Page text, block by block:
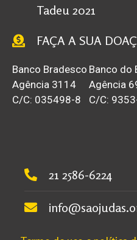
Tadeu 2021
FAÇA A SUA
Banco Bradesco
Agência 3114
C/C: 035498-8
Banco do
Agência
C/C:
21 2586-6224